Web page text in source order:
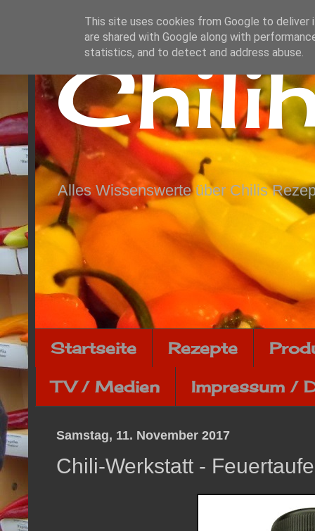
Alles Wissenswerte über Chilis
Startseite Rezepte
TV / Medien Impressum /
Samstag, 11. November 2017
Chili-Werkstatt -
This site uses cookies from Google to deliver
are shared with Google along with
statistics, and to detect and address abuse.